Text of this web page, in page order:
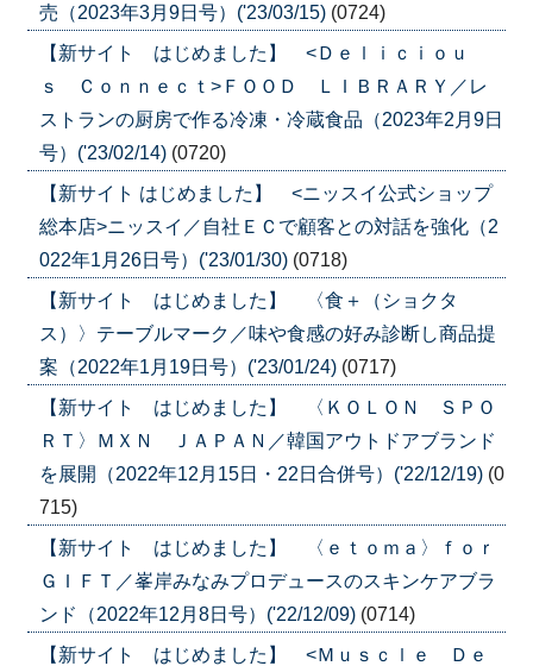
売（2023年3月9日号）('23/03/15) (0724)
【新サイト はじめました】 <Ｄｅｌｉｃｉｏｕ
ｓ Ｃｏｎｎｅｃｔ>ＦＯＯＤ ＬＩＢＲＡＲＹ／レ
ストランの厨房で作る冷凍・冷蔵食品（2023年2月9日
号）('23/02/14) (0720)
【新サイト はじめました】 <ニッスイ公式ショップ
総本店>ニッスイ／自社ＥＣで顧客との対話を強化（2
022年1月26日号）('23/01/30) (0718)
【新サイト はじめました】 〈食＋（ショクタ
ス）〉テーブルマーク／味や食感の好み診断し商品提
案（2022年1月19日号）('23/01/24) (0717)
【新サイト はじめました】 〈ＫＯＬＯＮ ＳＰＯ
ＲＴ〉ＭＸＮ ＪＡＰＡＮ／韓国アウトドアブランド
を展開（2022年12月15日・22日合併号）('22/12/19) (0
715)
【新サイト はじめました】 〈ｅｔｏｍａ〉ｆｏｒ
ＧＩＦＴ／峯岸みなみプロデュースのスキンケアブラ
ンド（2022年12月8日号）('22/12/09) (0714)
【新サイト はじめました】 <Ｍｕｓｃｌｅ Ｄｅ